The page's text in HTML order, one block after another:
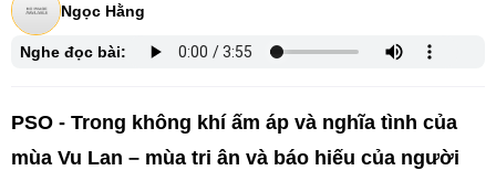
Ngọc Hằng
Nghe đọc bài:
PSO - Trong không khí ấm áp và nghĩa tình của
mùa Vu Lan – mùa tri ân và báo hiếu của người